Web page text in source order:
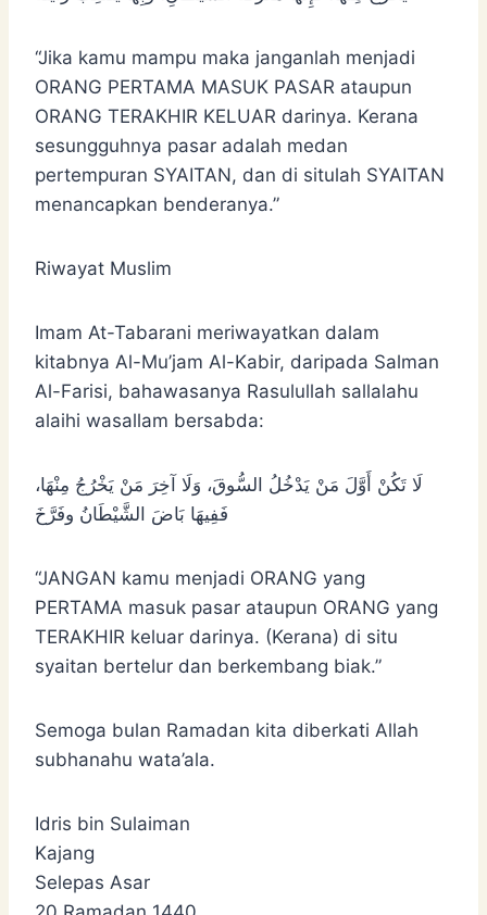
“Jika kamu mampu maka janganlah menjadi
ORANG PERTAMA MASUK PASAR ataupun
ORANG TERAKHIR KELUAR darinya. Kerana
sesungguhnya pasar adalah medan
pertempuran SYAITAN, dan di situlah SYAITAN
menancapkan benderanya.”
Riwayat Muslim
Imam At-Tabarani meriwayatkan dalam
kitabnya Al-Mu’jam Al-Kabir, daripada Salman
Al-Farisi, bahawasanya Rasulullah sallalahu
alaihi wasallam bersabda:
لَا تَكُنْ أَوَّلَ مَنْ يَدْخُلُ السُّوقَ، وَلَا آخِرَ مَنْ يَخْرُجُ مِنْهَا،
فَفِيهَا بَاضَ الشَّيْطَانُ وفَرَّخَ
“JANGAN kamu menjadi ORANG yang
PERTAMA masuk pasar ataupun ORANG yang
TERAKHIR keluar darinya. (Kerana) di situ
syaitan bertelur dan berkembang biak.”
Semoga bulan Ramadan kita diberkati Allah
subhanahu wata’ala.
Idris bin Sulaiman
Kajang
Selepas Asar